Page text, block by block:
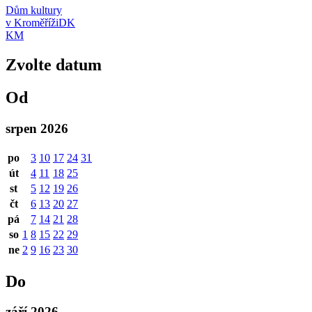
Dům kultury
v KroměřížiDK
KM
Zvolte datum
Od
srpen 2026
po 3 10 17 24 31
út
4 11 18 25
st
5 12 19 26
čt
6 13 20 27
pá
7 14 21 28
so 1 8 15 22 29
ne 2 9 16 23 30
Do